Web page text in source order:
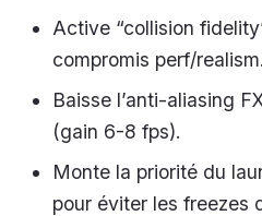
Active “collision
compromis perf/realism.
Baisse l’anti-aliasing
(gain 6-8 fps).
Monte la priorité du
pour éviter les freezes